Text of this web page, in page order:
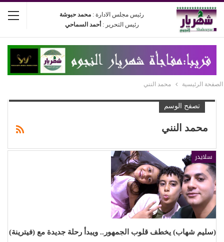
رئيس مجلس الادارة : محمد حبوشة
رئيس التحرير : أحمد السماحي
الصفحة الرئيسية محمد النني
تصفح الوسم
محمد النني
سلايدر
(سليم شهاب) يخطف قلوب الجمهور.. ويبدأ رحلة جديدة مع (فيترينة)